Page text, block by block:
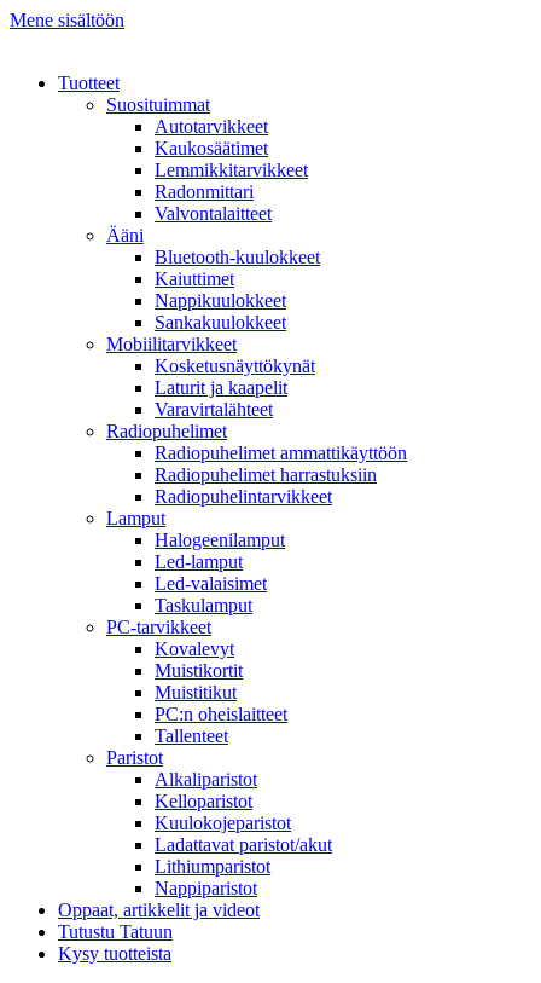
Mene sisältöön
Tuotteet
Suosituimmat
Autotarvikkeet
Kaukosäätimet
Lemmikkitarvikkeet
Radonmittari
Valvontalaitteet
Ääni
Bluetooth-kuulokkeet
Kaiuttimet
Nappikuulokkeet
Sankakuulokkeet
Mobiilitarvikkeet
Kosketusnäyttökynät
Laturit ja kaapelit
Varavirtalähteet
Radiopuhelimet
Radiopuhelimet ammattikäyttöön
Radiopuhelimet harrastuksiin
Radiopuhelintarvikkeet
Lamput
Halogeenilamput
Led-lamput
Led-valaisimet
Taskulamput
PC-tarvikkeet
Kovalevyt
Muistikortit
Muistitikut
PC:n oheislaitteet
Tallenteet
Paristot
Alkaliparistot
Kelloparistot
Kuulokojeparistot
Ladattavat paristot/akut
Lithiumparistot
Nappiparistot
Oppaat, artikkelit ja videot
Tutustu Tatuun
Kysy tuotteista